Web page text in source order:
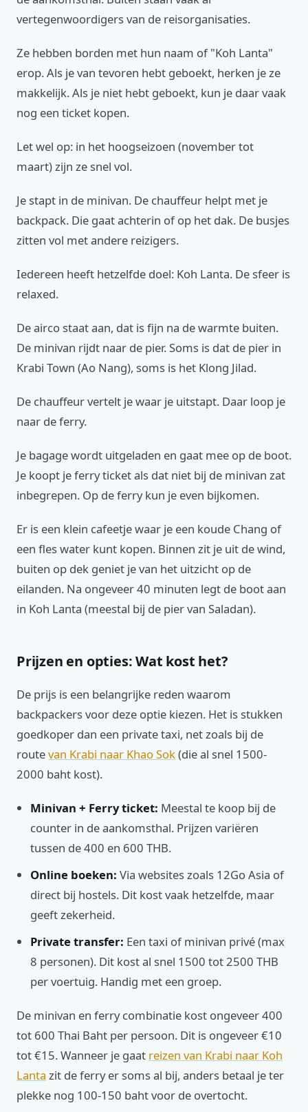
vertegenwoordigers van de reisorganisaties.
Ze hebben borden met hun naam of "Koh Lanta"
erop. Als je van tevoren hebt geboekt, herken je ze
makkelijk. Als je niet hebt geboekt, kun je daar vaak
nog een ticket kopen.
Let wel op: in het hoogseizoen (november tot
maart) zijn ze snel vol.
Je stapt in de minivan. De chauffeur helpt met je
backpack. Die gaat achterin of op het dak. De busjes
zitten vol met andere reizigers.
Iedereen heeft hetzelfde doel: Koh Lanta. De sfeer is
relaxed.
De airco staat aan, dat is fijn na de warmte buiten.
De minivan rijdt naar de pier. Soms is dat de pier in
Krabi Town (Ao Nang), soms is het Klong Jilad.
De chauffeur vertelt je waar je uitstapt. Daar loop je
naar de ferry.
Je bagage wordt uitgeladen en gaat mee op de boot.
Je koopt je ferry ticket als dat niet bij de minivan zat
inbegrepen. Op de ferry kun je even bijkomen.
Er is een klein cafeetje waar je een koude Chang of
een fles water kunt kopen. Binnen zit je uit de wind,
buiten op dek geniet je van het uitzicht op de
eilanden. Na ongeveer 40 minuten legt de boot aan
in Koh Lanta (meestal bij de pier van Saladan).
Prijzen en opties: Wat kost het?
De prijs is een belangrijke reden waarom
backpackers voor deze optie kiezen. Het is stukken
goedkoper dan een private taxi, net zoals bij de
routevan Krabi naar Khao Sok(die al snel 1500-
2000 baht kost).
Minivan + Ferry ticket: Meestal te koop bij de
counter in de aankomsthal. Prijzen variëren
tussen de 400 en 600 THB.
Online boeken: Via websites zoals 12Go Asia of
direct bij hostels. Dit kost vaak hetzelfde, maar
geeft zekerheid.
Private transfer: Een taxi of minivan privé (max
8 personen). Dit kost al snel 1500 tot 2500 THB
per voertuig. Handig met een groep.
De minivan en ferry combinatie kost ongeveer 400
tot 600 Thai Baht per persoon. Dit is ongeveer €10
tot €15. Wanneer je gaat reizen van Krabi naar Koh
Lanta zit de ferry er soms al bij, anders betaal je ter
plekke nog 100-150 baht voor de overtocht.